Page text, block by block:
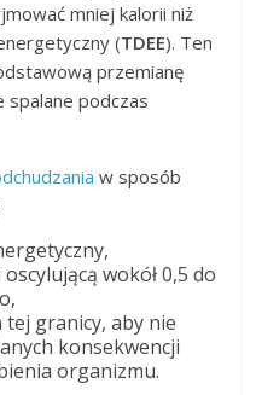
mniej kalorii niż
(TDEE). Ten
przemianę
spalane podczas
w sposób
wokół 0,5 do
granicy, aby nie
konsekwencji
organizmu.